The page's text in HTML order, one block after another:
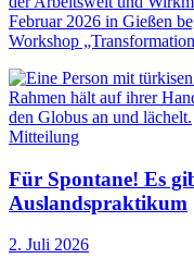
Februar 2026 in Gießen
Workshop
Mitteilung
Für Spontane! Es
Auslandspraktikum
2. Juli 2026